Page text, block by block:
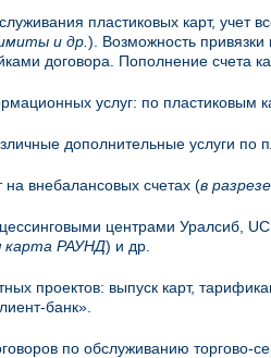
пластиковых карт, учет
и др. ). Возможность
договора. Пополнение счета
услуг: по пластиковым
дополнительные услуги по
внебалансовых счетах (в
центрами Уралсиб,
карта РАУНД) и др.
проектов: выпуск карт,
банк».
по обслуживанию торгово-